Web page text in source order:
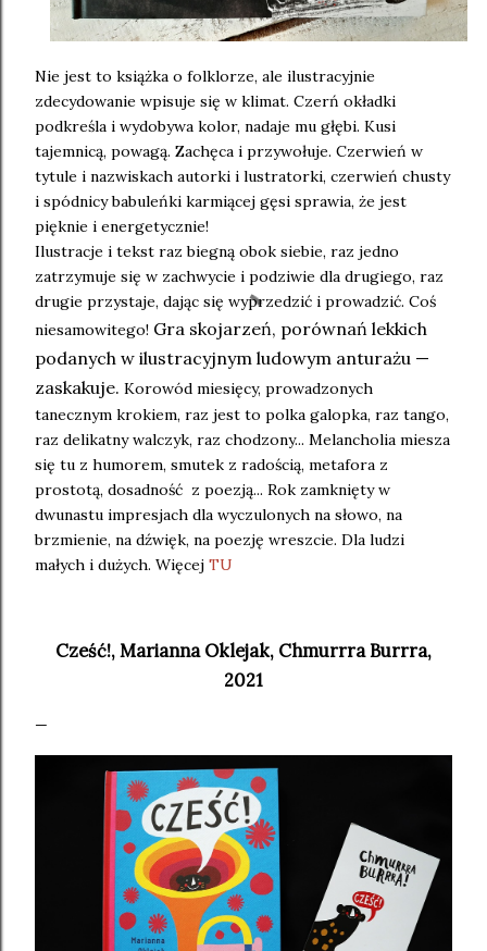
Nie jest to książka o folklorze, ale ilustracyjnie
zdecydowanie wpisuje się w klimat. Czerń okładki
podkreśla i wydobywa kolor, nadaje mu głębi. Kusi
tajemnicą, powagą. Zachęca i przywołuje. Czerwień w
tytule i nazwiskach autorki i lustratorki, czerwień chusty
i spódnicy babuleńki karmiącej gęsi sprawia, że jest
pięknie i energetycznie!
Ilustracje i tekst raz biegną obok siebie, raz jedno
zatrzymuje się w zachwycie i podziwie dla drugiego, raz
drugie przystaje, dając się wyprzedzić i prowadzić. Coś
niesamowitego! Gra skojarzeń, porównań lekkich
podanych w ilustracyjnym ludowym anturażu —
zaskakuje. Korowód miesięcy, prowadzonych
tanecznym krokiem, raz jest to polka galopka, raz tango,
raz delikatny walczyk, raz chodzony... Melancholia miesza
się tu z humorem, smutek z radością, metafora z
prostotą, dosadność z poezją... Rok zamknięty w
dwunastu impresjach dla wyczulonych na słowo, na
brzmienie, na dźwięk, na poezję wreszcie. Dla ludzi
małych i dużych. Więcej TU
Cześć!, Marianna Oklejak, Chmurrra Burrra,
2021